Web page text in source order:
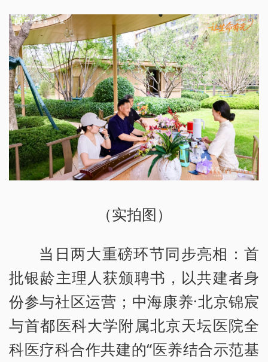
（实拍图）
当日两大重磅环节同步亮相：首
批银龄主理人获颁聘书，以共建者身
份参与社区运营；中海康养·北京锦宸
与首都医科大学附属北京天坛医院全
科医疗科合作共建的“医养结合示范基